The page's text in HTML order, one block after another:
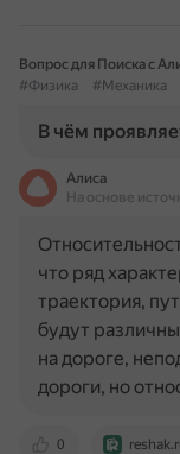
Вопрос для Поиска с
#Физика
#Механика
В чём
Алиса
На основе
0
что ряд
траектория,
будут
на дороге,
дороги, но